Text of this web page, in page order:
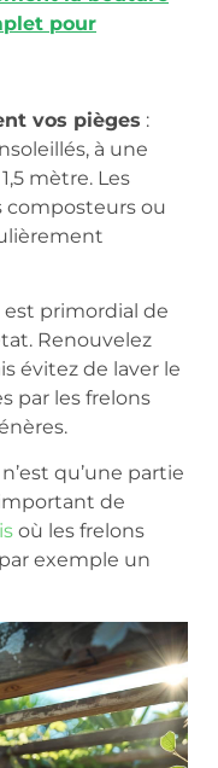
pour
vos pièges :
à une
mètre. Les
composteurs ou
primordial de
Renouvelez
évitez de laver le
par les frelons
qu’une partie
de
où les frelons
exemple un